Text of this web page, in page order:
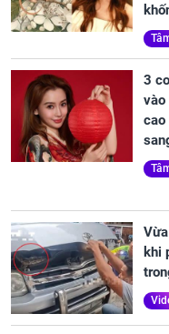
3
cao
khi